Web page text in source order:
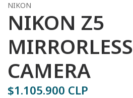
NIKON
NIKON Z5
MIRRORLESS
CAMERA
$1.105.900 CLP